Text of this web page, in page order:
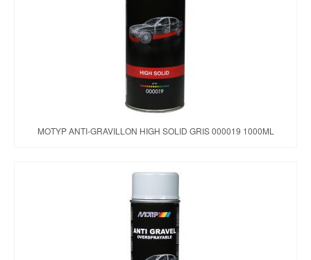
MOTYP ANTI-GRAVILLON HIGH SOLID GRIS 000019 1000ML